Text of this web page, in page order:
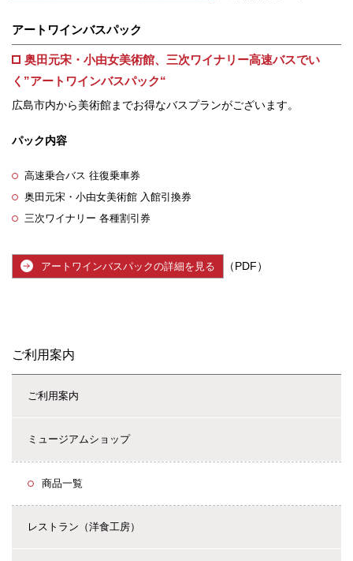
アートワインバスパック
奥田元宋・小由女美術館、三次ワイナリー高速バスでい
く”アートワインバスパック“
広島市内から美術館までお得なバスプランがございます。
パック内容
高速乗合バス 往復乗車券
奥田元宋・小由女美術館 入館引換券
三次ワイナリー 各種割引券
アートワインバスパックの詳細を見る （PDF）
ご利用案内
ご利用案内
ミュージアムショップ
商品一覧
レストラン（洋食工房）